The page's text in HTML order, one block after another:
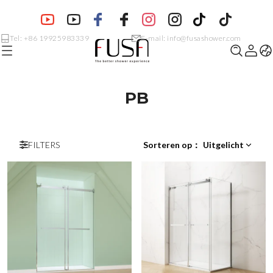
Tel: +86 19925983339 E-mail: info@fusashower.com
PB
FILTERS Sorteren op ： Uitgelicht